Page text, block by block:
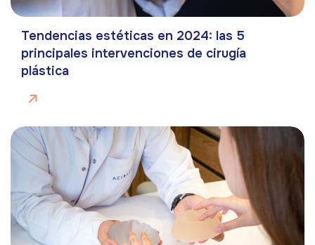
Tendencias estéticas en 2024: las 5
principales intervenciones de cirugía
plástica